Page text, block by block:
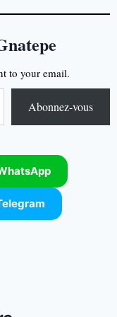
to your email.
Abonnez-vous